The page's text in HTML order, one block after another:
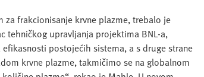
frakcionisanje krvne plazme, trebalo je
tehničkog upravljanja projektima BNL-a,
postojećih sistema, a s druge strane
krvne plazme, takmičimo se na globalnom